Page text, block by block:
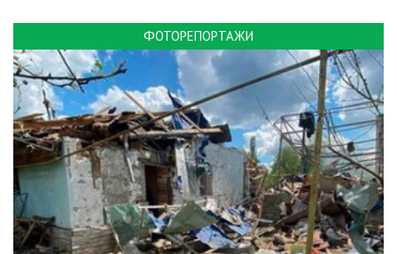
ФОТОРЕПОРТАЖИ